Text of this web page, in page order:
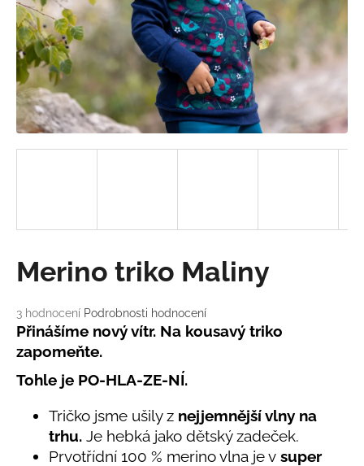
Průměrné
hodnocení
je
5,0
z
hvězdiček.
3 hodnocení Podrobnosti hodnocení
Merino triko Maliny
Přinášíme nový vítr. Na kousavý triko
zapomeňte.
Tohle je PO-HLA-ZE-NÍ.
Tričko jsme ušily z nejjemnější vlny na
trhu. Je hebká jako dětský zadeček.
Prvotřídní 100 % merino vlna je v super
a
j
í
t
?
D
o
o
r
u
u